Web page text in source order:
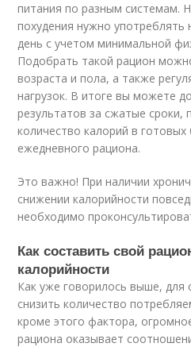
питания по разным системам.
похудения нужно употреблять
день с учетом минимальной
Подобрать такой рацион
возраста и пола, а также
нагрузок. В итоге вы можете
результатов за сжатые сроки,
количество калорий в
ежедневного рациона.
Это важно! При наличии
снижении калорийности
необходимо
Как составить свой
калорийности
Как уже говорилось выше, для
снизить количество
кроме этого фактора,
рациона оказывает